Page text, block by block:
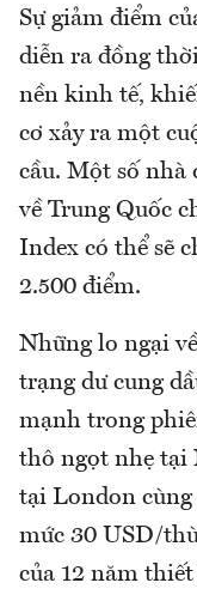
Sự giảm điểm
diễn ra đồng
nền kinh tế,
cơ xảy ra một
cầu. Một số nhà
về Trung Quốc
Index có thể sẽ
2.500 điểm.
Những lo ngại
trạng dư cung
mạnh trong
thô ngọt nhẹ tại
tại London
mức 30 USD/
của 12 năm